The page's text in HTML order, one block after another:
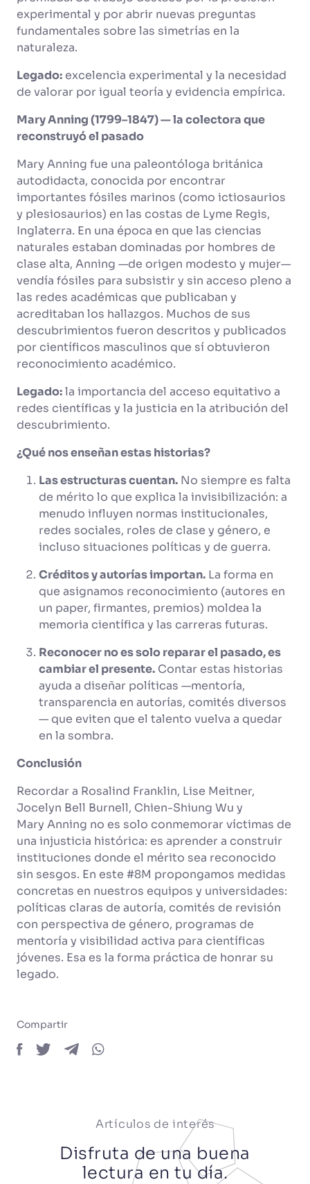
experimental y por abrir nuevas preguntas
fundamentales sobre las simetrías en la
naturaleza.
Legado: excelencia experimental y la necesidad
de valorar por igual teoría y evidencia empírica.
Mary Anning (1799–1847) — la colectora que
reconstruyó el pasado
Mary Anning fue una paleontóloga británica
autodidacta, conocida por encontrar
importantes fósiles marinos (como ictiosaurios
y plesiosaurios) en las costas de Lyme Regis,
Inglaterra. En una época en que las ciencias
naturales estaban dominadas por hombres de
clase alta, Anning —de origen modesto y mujer—
vendía fósiles para subsistir y sin acceso pleno a
las redes académicas que publicaban y
acreditaban los hallazgos. Muchos de sus
descubrimientos fueron descritos y publicados
por científicos masculinos que sí obtuvieron
reconocimiento académico.
Legado:la importancia del acceso equitativo a
redes científicas y la justicia en la atribución del
descubrimiento.
¿Qué nos enseñan estas historias?
Las estructuras cuentan. No siempre es falta
de mérito lo que explica la invisibilización: a
menudo influyen normas institucionales,
redes sociales, roles de clase y género, e
incluso situaciones políticas y de guerra.
Créditos y autorías importan. La forma en
que asignamos reconocimiento (autores en
un paper, firmantes, premios) moldea la
memoria científica y las carreras futuras.
Reconocer no es solo reparar el pasado, es
cambiar el presente. Contar estas historias
ayuda a diseñar políticas —mentoría,
transparencia en autorías, comités diversos
— que eviten que el talento vuelva a quedar
en la sombra.
Conclusión
Recordar a Rosalind Franklin, Lise Meitner,
Jocelyn Bell Burnell, Chien-Shiung Wu y
Mary Anning no es solo conmemorar víctimas de
una injusticia histórica: es aprender a construir
instituciones donde el mérito sea reconocido
sin sesgos. En este #8M propongamos medidas
concretas en nuestros equipos y universidades:
políticas claras de autoría, comités de revisión
con perspectiva de género, programas de
mentoría y visibilidad activa para científicas
jóvenes. Esa es la forma práctica de honrar su
legado.
Compartir
Artículos de interés
Disfruta de una buena
lectura en tu día.